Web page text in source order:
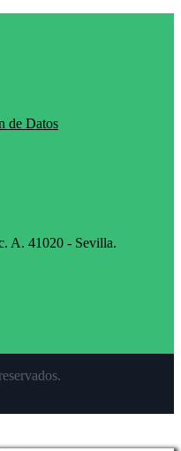
de Datos
A. 41020 - Sevilla.